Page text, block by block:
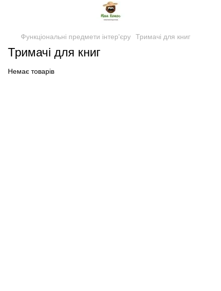
Функціональні предмети інтер'єру Тримачі для книг
Тримачі для книг
Немає товарів